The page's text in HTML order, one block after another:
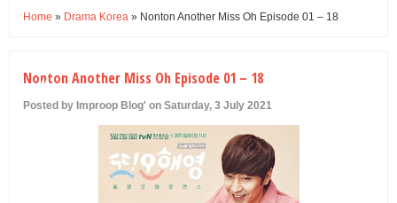
U
Home » Drama Korea » Nonton Another Miss Oh Episode 01 – 18
Nonton Another Miss Oh Episode 01 – 18
Posted by Improop Blog' on Saturday, 3 July 2021